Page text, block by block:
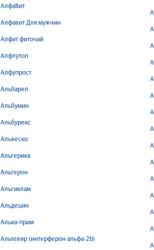
АлфаВит
Алфавит Для мужчин
Алфит фиточай
Алфлутоп
Алфупрост
Альбарел
Альбумин
Альбурекс
Альвеско
Альгерика
Альгерон
Альгиклам
Альдецин
Алька-прим
Альтевир (интерферон альфа-2b)